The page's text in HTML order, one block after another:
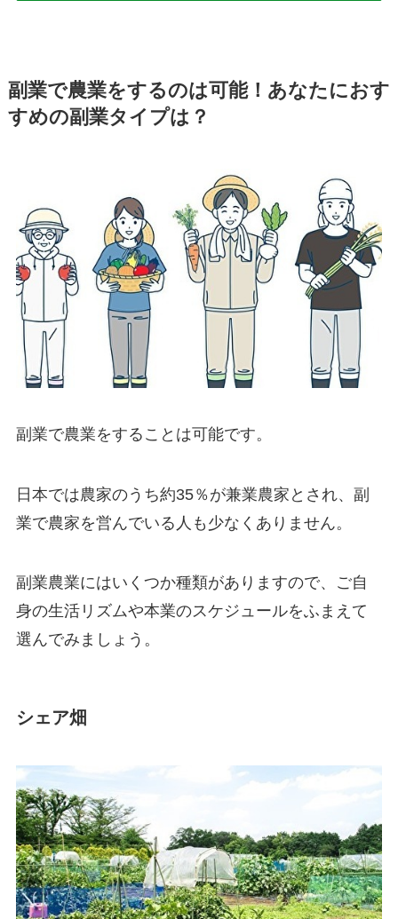
副業で農業をするのは可能！あなたにおす
すめの副業タイプは？
副業で農業をすることは可能です。
日本では農家のうち約35％が兼業農家とされ、副
業で農家を営んでいる人も少なくありません。
副業農業にはいくつか種類がありますので、ご自
身の生活リズムや本業のスケジュールをふまえて
選んでみましょう。
シェア畑